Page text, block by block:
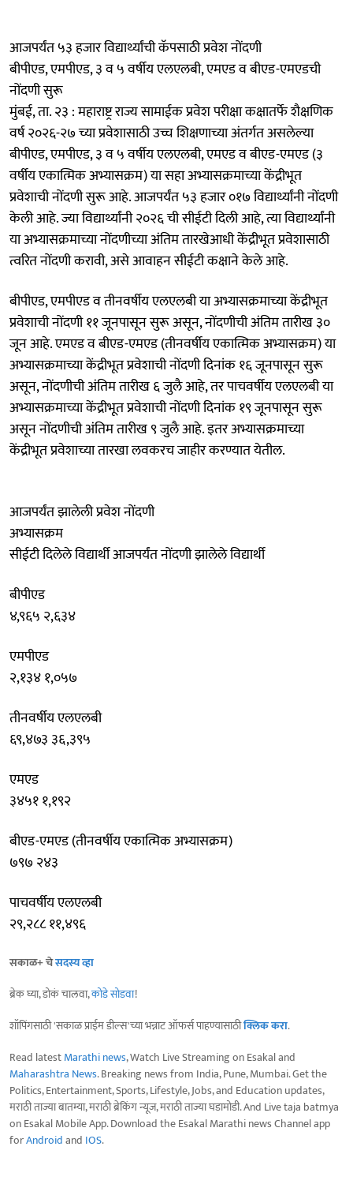
आजपर्यंत ५३ हजार विद्यार्थ्यांची कॅपसाठी प्रवेश नोंदणी
बीपीएड, एमपीएड, ३ व ५ वर्षीय एलएलबी, एमएड व बीएड-एमएडची
नोंदणी सुरू
मुंबई, ता. २३ : महाराष्ट्र राज्य सामाईक प्रवेश परीक्षा कक्षातर्फे शैक्षणिक
वर्ष २०२६-२७ च्या प्रवेशासाठी उच्च शिक्षणाच्या अंतर्गत असलेल्या
बीपीएड, एमपीएड, ३ व ५ वर्षीय एलएलबी, एमएड व बीएड-एमएड (३
वर्षीय एकात्मिक अभ्यासक्रम) या सहा अभ्यासक्रमाच्या केंद्रीभूत
प्रवेशाची नोंदणी सुरू आहे. आजपर्यंत ५३ हजार ०१७ विद्यार्थ्यांनी नोंदणी
केली आहे. ज्या विद्यार्थ्यांनी २०२६ ची सीईटी दिली आहे, त्या विद्यार्थ्यांनी
या अभ्यासक्रमाच्या नोंदणीच्या अंतिम तारखेआधी केंद्रीभूत प्रवेशासाठी
त्वरित नोंदणी करावी, असे आवाहन सीईटी कक्षाने केले आहे.
बीपीएड, एमपीएड व तीनवर्षीय एलएलबी या अभ्यासक्रमाच्या केंद्रीभूत
प्रवेशाची नोंदणी ११ जूनपासून सुरू असून, नोंदणीची अंतिम तारीख ३०
जून आहे. एमएड व बीएड-एमएड (तीनवर्षीय एकात्मिक अभ्यासक्रम) या
अभ्यासक्रमाच्या केंद्रीभूत प्रवेशाची नोंदणी दिनांक १६ जूनपासून सुरू
असून, नोंदणीची अंतिम तारीख ६ जुलै आहे, तर पाचवर्षीय एलएलबी या
अभ्यासक्रमाच्या केंद्रीभूत प्रवेशाची नोंदणी दिनांक १९ जूनपासून सुरू
असून नोंदणीची अंतिम तारीख ९ जुलै आहे. इतर अभ्यासक्रमाच्या
केंद्रीभूत प्रवेशाच्या तारखा लवकरच जाहीर करण्यात येतील.
आजपर्यंत झालेली प्रवेश नोंदणी
अभ्यासक्रम
सीईटी दिलेले विद्यार्थी आजपर्यंत नोंदणी झालेले विद्यार्थी
बीपीएड
४,९६५ २,६३४
एमपीएड
२,१३४ १,०५७
तीनवर्षीय एलएलबी
६९,४७३ ३६,३९५
एमएड
३४५१ १,१९२
बीएड-एमएड (तीनवर्षीय एकात्मिक अभ्यासक्रम)
७९७ २४३
पाचवर्षीय एलएलबी
२९,२८८ ११,४९६
सकाळ+ चेसदस्य व्हा
ब्रेक घ्या, डोकं चालवा,कोडे सोडवा!
शॉपिंगसाठी 'सकाळ प्राईम डील्स'च्या भन्नाट ऑफर्स पाहण्यासाठीक्लिक करा.
Read latestMarathi news, Watch Live Streaming on Esakal and
Maharashtra News. Breaking news from India, Pune, Mumbai. Get the
Politics, Entertainment, Sports, Lifestyle, Jobs, and Education updates,
मराठी ताज्या बातम्या, मराठी ब्रेकिंग न्यूज, मराठी ताज्या घडामोडी. And Live taja batmya
on Esakal Mobile App. Download the Esakal Marathi news Channel app
forAndroidand IOS.